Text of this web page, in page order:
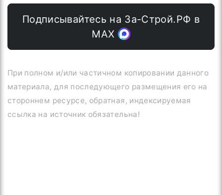
Подписывайтесь на За-Строй.РФ в
МАХ
При полном и/или частичном копировании данного
материала, для последующего размещения его на
стороннем ресурсе, обратная, индексируемая
ссылка на источник обязательна!